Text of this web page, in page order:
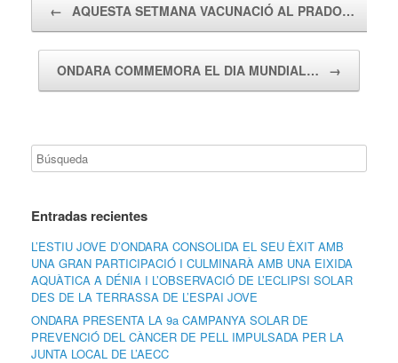
← AQUESTA SETMANA VACUNACIÓ AL PRADO…
ONDARA COMMEMORA EL DIA MUNDIAL… →
Entradas recientes
L’ESTIU JOVE D’ONDARA CONSOLIDA EL SEU ÈXIT AMB
UNA GRAN PARTICIPACIÓ I CULMINARÀ AMB UNA EIXIDA
AQUÀTICA A DÉNIA I L’OBSERVACIÓ DE L’ECLIPSI SOLAR
DES DE LA TERRASSA DE L’ESPAI JOVE
ONDARA PRESENTA LA 9a CAMPANYA SOLAR DE
PREVENCIÓ DEL CÀNCER DE PELL IMPULSADA PER LA
JUNTA LOCAL DE L’AECC